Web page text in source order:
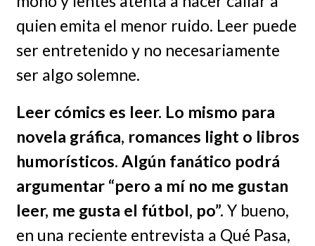
quien emita el menor ruido. Leer puede
ser entretenido y no necesariamente
ser algo solemne.
Leer cómics es leer. Lo mismo para
novela gráfica, romances light o libros
humorísticos. Algún fanático podrá
argumentar “pero a mí no me gustan
leer, me gusta el fútbol, po”. Y bueno,
en una reciente entrevista a Qué Pasa,